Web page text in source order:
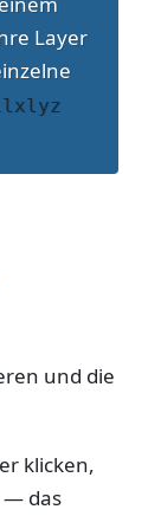
Layer
und die
klicken,
— das